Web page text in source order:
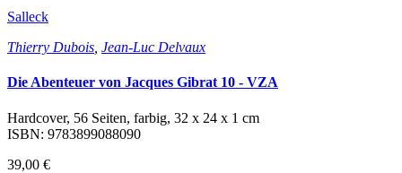
Salleck
Thierry Dubois Jean-Luc Delvaux
Die Abenteuer von Jacques Gibrat 10 - VZA
Hardcover, 56 Seiten, farbig, 32 x 24 x 1 cm
ISBN: 9783899088090
39,00 €